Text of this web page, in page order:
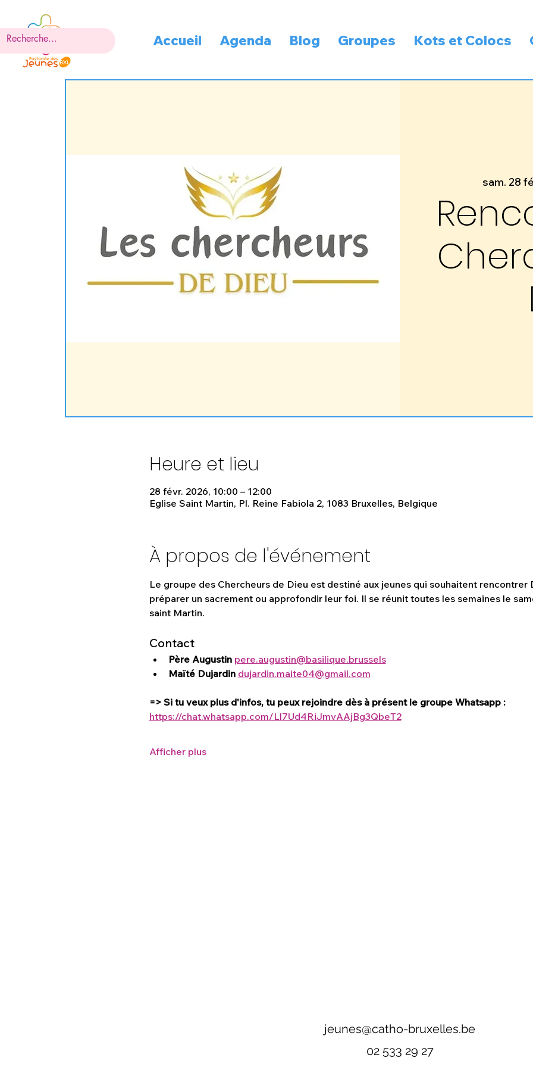
Accueil Agenda Blog Groupes Kots et Colocs
sam. 28
Heure et lieu
28 févr. 2026, 10:00 – 12:00
Eglise Saint Martin, Pl. Reine Fabiola 2, 1083 Bruxelles, Belgique
À propos de l'événement
Le groupe des Chercheurs de Dieu est destiné aux jeunes qui souhaitent
préparer un sacrement ou approfondir leur foi. Il se réunit toutes les semaines le
saint Martin.
Contact
Père Augustin pere.augustin@basilique.brussels
Maïté Dujardin dujardin.maite04@gmail.com
=> Si tu veux plus d'infos, tu peux rejoindre dès à présent le groupe Whatsapp :
https://chat.whatsapp.com/Ll7Ud4RiJmvAAjBg3QbeT2
Afficher plus
jeunes@catho-bruxelles.be
02 533 29 27